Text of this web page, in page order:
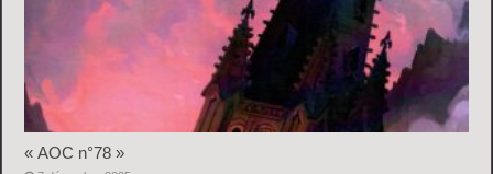
« AOC n°78 »